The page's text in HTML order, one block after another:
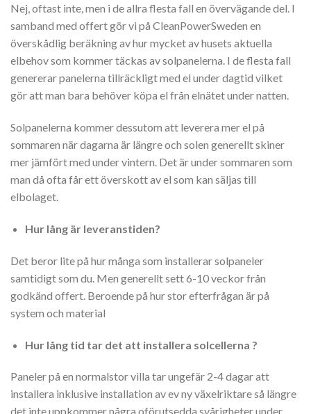
Nej, oftast inte, men i de allra flesta fall en övervägande del. I
samband med offert gör vi på CleanPowerSweden en
överskådlig beräkning av hur mycket av husets aktuella
elbehov som kommer täckas av solpanelerna. I de flesta fall
genererar panelerna tillräckligt med el under dagtid vilket
gör att man bara behöver köpa el från elnätet under natten.
Solpanelerna kommer dessutom att leverera mer el på
sommaren när dagarna är längre och solen generellt skiner
mer jämfört med under vintern. Det är under sommaren som
man då ofta får ett överskott av el som kan säljas till
elbolaget.
Hur lång är leveranstiden?
Det beror lite på hur många som installerar solpaneler
samtidigt som du. Men generellt sett 6-10 veckor från
godkänd offert. Beroende på hur stor efterfrågan är på
system och material
Hur lång tid tar det att installera solcellerna ?
Paneler på en normalstor villa tar ungefär 2-4 dagar att
installera inklusive installation av ev ny växelriktare så längre
det inte uppkommer några oförutsedda svårigheter under